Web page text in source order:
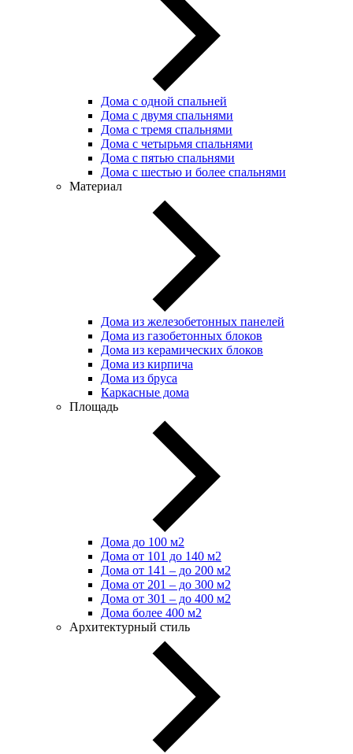
Дома с одной спальней
Дома с двумя спальнями
Дома с тремя спальнями
Дома с четырьмя спальнями
Дома с пятью спальнями
Дома с шестью и более спальнями
Материал
Дома из железобетонных панелей
Дома из газобетонных блоков
Дома из керамических блоков
Дома из кирпича
Дома из бруса
Каркасные дома
Площадь
Дома до 100 м2
Дома от 101 до 140 м2
Дома от 141 – до 200 м2
Дома от 201 – до 300 м2
Дома от 301 – до 400 м2
Дома более 400 м2
Архитектурный стиль